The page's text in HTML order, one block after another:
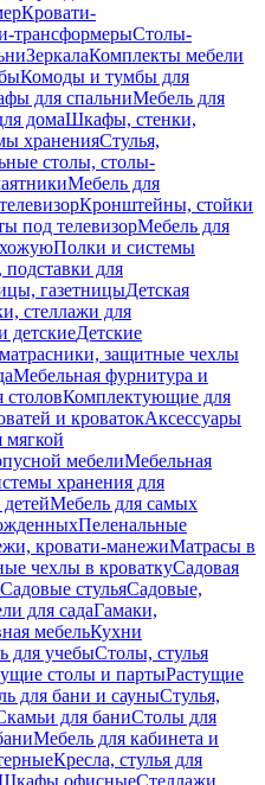
Кровати-
трансформерыСтолы-
ЗеркалаКомплекты мебели
Комоды и тумбы для
для спальниМебель для
домаШкафы, стенки,
храненияСтулья,
столы, столы-
Мебель для
Кронштейны, стойки
под телевизорМебель для
Полки и системы
для
газетницыДетская
стеллажи для
детскиеДетские
защитные чехлы
Мебельная фурнитура и
Комплектующие для
и кроватокАксессуары
мебелиМебельная
хранения для
Мебель для самых
Пеленальные
кровати-манежиМатрасы в
чехлы в кроваткуСадовая
Садовые стульяСадовые,
для садаГамаки,
мебельКухни
для учебыСтолы, стулья
столы и партыРастущие
для бани и сауныСтулья,
для баниСтолы для
Мебель для кабинета и
Кресла, стулья для
офисныеСтеллажи,